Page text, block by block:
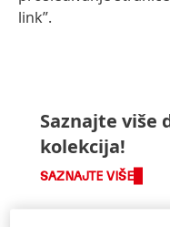
link”.
Saznajte više
kolekcija!
SAZNAJTE VIŠE